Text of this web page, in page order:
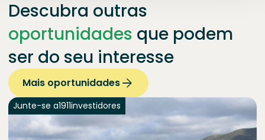
Descubra outras
oportunidades que podem
ser do seu interesse
Mais oportunidades
Junte-se a1911investidores